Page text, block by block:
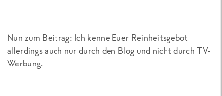
Nun zum Beitrag: Ich kenne Euer Reinheitsgebot
allerdings auch nur durch den Blog und nicht durch TV-
Werbung.